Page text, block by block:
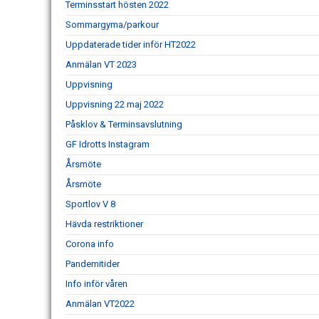
Terminsstart hösten 2022
Sommargyma/parkour
Uppdaterade tider inför HT2022
Anmälan VT 2023
Uppvisning
Uppvisning 22 maj 2022
Påsklov & Terminsavslutning
GF Idrotts Instagram
Årsmöte
Årsmöte
Sportlov V 8
Hävda restriktioner
Corona info
Pandemitider
Info inför våren
Anmälan VT2022